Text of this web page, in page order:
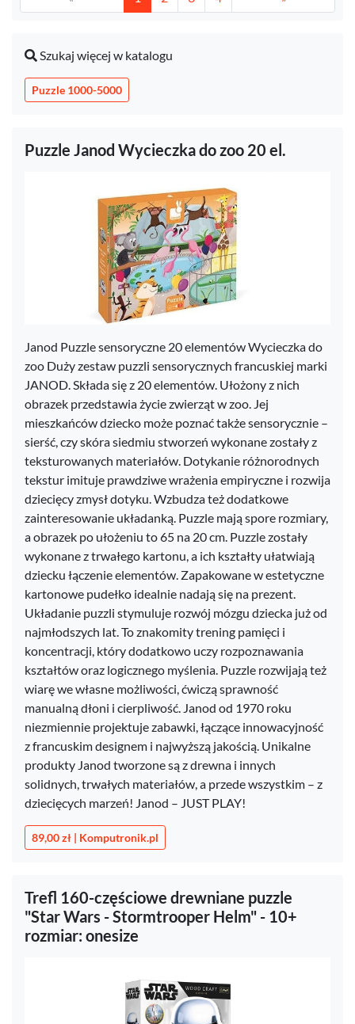
Szukaj więcej w katalogu
Puzzle 1000-5000
Puzzle Janod Wycieczka do zoo 20 el.
Janod Puzzle sensoryczne 20 elementów Wycieczka do
zoo Duży zestaw puzzli sensorycznych francuskiej marki
JANOD. Składa się z 20 elementów. Ułożony z nich
obrazek przedstawia życie zwierząt w zoo. Jej
mieszkańców dziecko może poznać także sensorycznie –
sierść, czy skóra siedmiu stworzeń wykonane zostały z
teksturowanych materiałów. Dotykanie różnorodnych
tekstur imituje prawdziwe wrażenia empiryczne i rozwija
dziecięcy zmysł dotyku. Wzbudza też dodatkowe
zainteresowanie układanką. Puzzle mają spore rozmiary,
a obrazek po ułożeniu to 65 na 20 cm. Puzzle zostały
wykonane z trwałego kartonu, a ich kształty ułatwiają
dziecku łączenie elementów. Zapakowane w estetyczne
kartonowe pudełko idealnie nadają się na prezent.
Układanie puzzli stymuluje rozwój mózgu dziecka już od
najmłodszych lat. To znakomity trening pamięci i
koncentracji, który dodatkowo uczy rozpoznawania
kształtów oraz logicznego myślenia. Puzzle rozwijają też
wiarę we własne możliwości, ćwiczą sprawność
manualną dłoni i cierpliwość. Janod od 1970 roku
niezmiennie projektuje zabawki, łączące innowacyjność
z francuskim designem i najwyższą jakością. Unikalne
produkty Janod tworzone są z drewna i innych
solidnych, trwałych materiałów, a przede wszystkim – z
dziecięcych marzeń! Janod – JUST PLAY!
89,00 zł | Komputronik.pl
Trefl 160-częściowe drewniane puzzle
"Star Wars - Stormtrooper Helm" - 10+
rozmiar: onesize